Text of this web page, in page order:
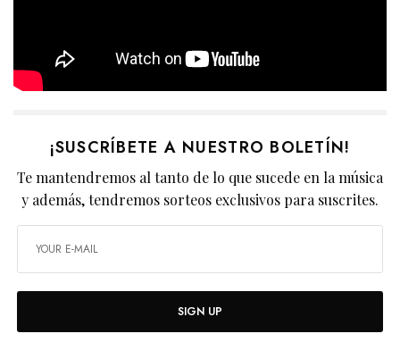
¡SUSCRÍBETE A NUESTRO BOLETÍN!
Te mantendremos al tanto de lo que sucede en la música
y además, tendremos sorteos exclusivos para suscrites.
SIGN UP